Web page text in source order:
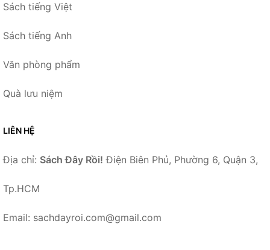
Sách tiếng Việt
Sách tiếng Anh
Văn phòng phẩm
Quà lưu niệm
LIÊN HỆ
Địa chỉ: Sách Đây Rồi! Điện Biên Phủ, Phường 6, Quận 3,
Tp.HCM
Email: sachdayroi.com@gmail.com